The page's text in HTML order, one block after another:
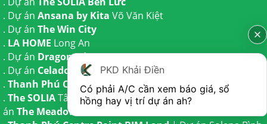
. Dự án Ansana by Kita Võ Văn Kiệt
. Dự án The Win City
. LA HOME Long An
. Dự án Dragon Eden Long An
. Dự án Celadon City
Tân Phú
. Thanh Phú Centre PointBến Lức
. The SOLIATây Ninh | Dự ánThe AGULATrần Anh và Dự
án The Meadow
PKD Khải Điền
Có phải A/C cần xem báo giá, sổ
hồng hay vị trí dự án ah?